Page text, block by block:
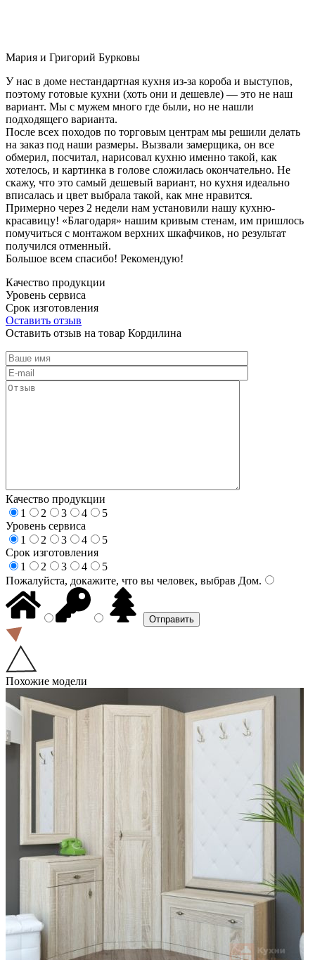
Мария и Григорий Бурковы
У нас в доме нестандартная кухня из-за короба и выступов,
поэтому готовые кухни (хоть они и дешевле) — это не наш
вариант. Мы с мужем много где были, но не нашли
подходящего варианта.
После всех походов по торговым центрам мы решили делать
на заказ под наши размеры. Вызвали замерщика, он все
обмерил, посчитал, нарисовал кухню именно такой, как
хотелось, и картинка в голове сложилась окончательно. Не
скажу, что это самый дешевый вариант, но кухня идеально
вписалась и цвет выбрала такой, как мне нравится.
Примерно через 2 недели нам установили нашу кухню-
красавицу! «Благодаря» нашим кривым стенам, им пришлось
помучиться с монтажом верхних шкафчиков, но результат
получился отменный.
Большое всем спасибо! Рекомендую!
Качество продукции
Уровень сервиса
Срок изготовления
Оставить отзыв
Оставить отзыв на товар Кордилина
Качество продукции
1
2 3 4
5
Уровень сервиса
1
2 3 4
5
Срок изготовления
1
2 3 4
5
Пожалуйста, докажите, что вы человек, выбрав Дом.
Похожие модели